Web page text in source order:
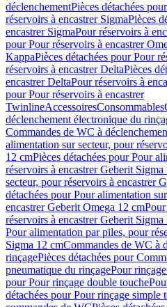
déclenchementPièces détachées
réservoirs à encastrer SigmaPièces
encastrer SigmaPour réservoirs à
pour Pour réservoirs à encastrer
KappaPièces détachées pour Pour
réservoirs à encastrer DeltaPièces
encastrer DeltaPour réservoirs à
pour Pour réservoirs à encastrer
TwinlineAccessoiresConsommables
déclenchement électronique du
Commandes de WC à
alimentation sur secteur, pour
12 cmPièces détachées pour Pour
réservoirs à encastrer Geberit Sigma
secteur, pour réservoirs à encastrer
détachées pour Pour alimentation
encastrer Geberit Omega 12 cm
réservoirs à encastrer Geberit Sigma
Pour alimentation par piles, pour
Sigma 12 cmCommandes de WC à
rinçagePièces détachées pour
pneumatique du rinçagePour
pour Pour rinçage double touche
détachées pour Pour rinçage simple